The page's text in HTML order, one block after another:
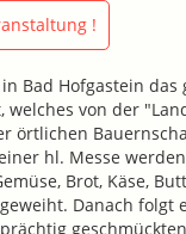
!
Bad Hofgastein das
welches von der
örtlichen
hl. Messe
Brot, Käse,
Danach folgt